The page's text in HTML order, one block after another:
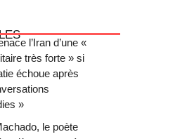
l’Iran d’une «
très forte » si
échoue après
»
le poète